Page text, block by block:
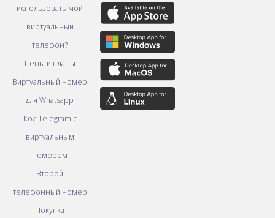
использовать мой
виртуальный
телефон?
Цены и планы
Виртуальный номер
для Whatsapp
Код Telegram с
виртуальным
номером
Второй
телефонный номер
Покупка